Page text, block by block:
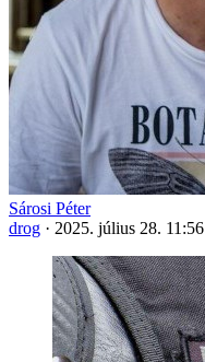
Sárosi Péter
drog · 2025. július 28. 11:56